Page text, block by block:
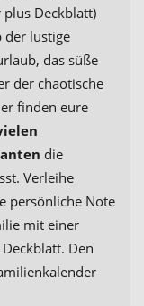
Deckblatt)
der lustige
das süße
der chaotische
finden eure
die
Verleihe
persönliche Note
mit einer
Den